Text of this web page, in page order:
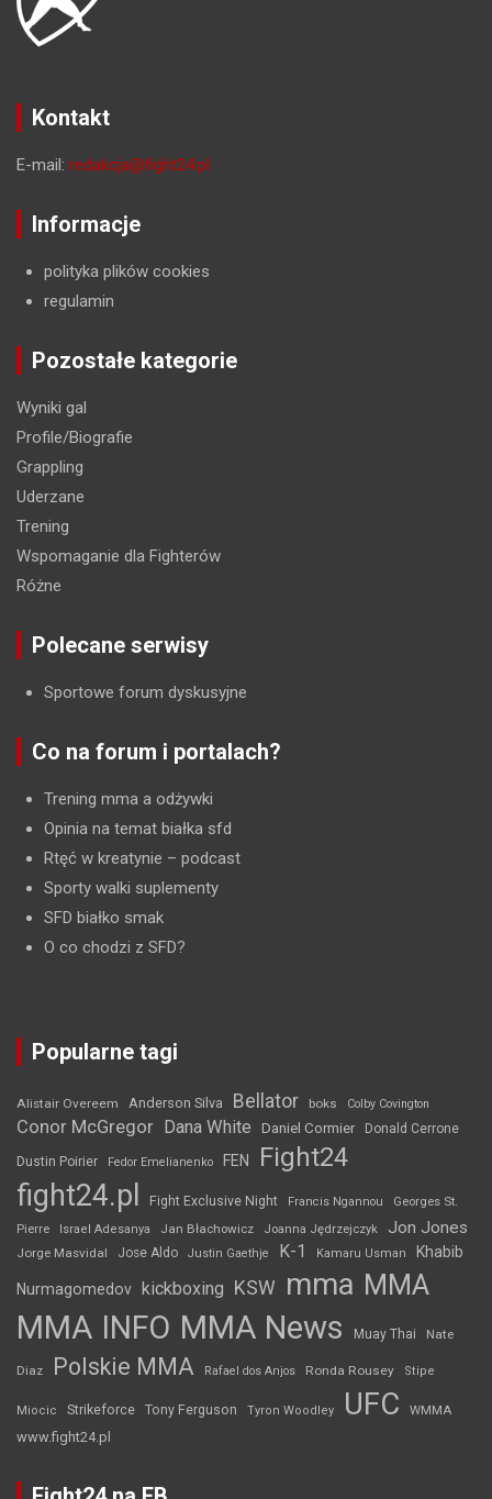
Kontakt
E-mail: redakcja@fight24.pl
Informacje
polityka plików cookies
regulamin
Pozostałe kategorie
Wyniki gal
Profile/Biografie
Grappling
Uderzane
Trening
Wspomaganie dla Fighterów
Różne
Polecane serwisy
Sportowe forum dyskusyjne
Co na forum i portalach?
Trening mma a odżywki
Opinia na temat białka sfd
Rtęć w kreatynie – podcast
Sporty walki suplementy
SFD białko smak
O co chodzi z SFD?
Popularne tagi
Alistair Overeem Anderson Silva Bellator boks Colby Covington
Conor McGregor Dana White Daniel Cormier Donald Cerrone
Dustin Poirier Fedor Emelianenko FEN Fight24
fight24.pl Fight Exclusive Night Francis Ngannou
Georges St.
Pierre
Israel Adesanya Jan Błachowicz Joanna Jędrzejczyk Jon Jones
Jorge Masvidal Jose Aldo Justin Gaethje K-1 Kamaru Usman Khabib
Nurmagomedov kickboxing KSW mma MMA
MMA INFO MMA News Muay Thai Nate
Diaz Polskie MMA Rafael dos Anjos Ronda Rousey Stipe
Miocic Strikeforce Tony Ferguson Tyron Woodley UFC WMMA
www.fight24.pl